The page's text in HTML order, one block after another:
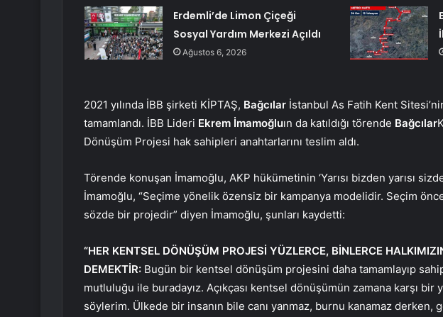
Erdemli’de Limon Çiçeği
Sosyal Yardım Merkezi Açıldı
Ağustos 6, 2026
2021 yılında İBB şirketi KİPTAŞ, Bağcılar İstanbul As Fatih Kent
tamamlandı. İBB Lideri Ekrem İmamoğluın da katıldığı törende Bağcılar
Dönüşüm Projesi hak sahipleri anahtarlarını teslim aldı.
Törende konuşan İmamoğlu, AKP hükümetinin ‘Yarısı bizden yarısı
İmamoğlu, “Seçime yönelik özensiz bir kampanya modelidir. Seçim
sözde bir projedir” diyen İmamoğlu, şunları kaydetti:
“HER KENTSEL DÖNÜŞÜM PROJESİ YÜZLERCE, BİNLERCE
DEMEKTİR: Bugün bir kentsel dönüşüm projesini daha tamamlayıp
mutluluğu ile buradayız. Açıkçası kentsel dönüşümün zamana karşı bir
söylerim. Ülkede bir insanın bile canı yanmaz, burnu kanamaz derken,